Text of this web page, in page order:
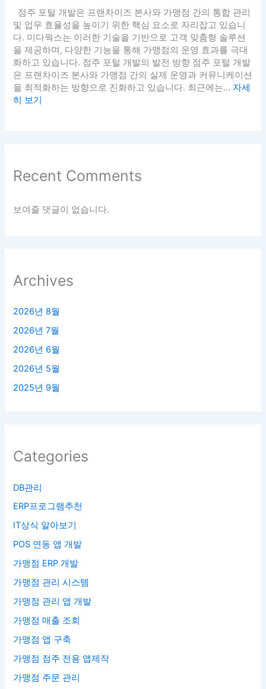
점주 포털 개발은 프랜차이즈 본사와 가맹점 간의 통합 관리
및 업무 효율성을 높이기 위한 핵심 요소로 자리잡고 있습니
다. 미다웍스는 이러한 기술을 기반으로 고객 맞춤형 솔루션
을 제공하며, 다양한 기능을 통해 가맹점의 운영 효과를 극대
화하고 있습니다. 점주 포털 개발의 발전 방향 점주 포털 개발
은 프랜차이즈 본사와 가맹점 간의 실제 운영과 커뮤니케이션
을 최적화하는 방향으로 진화하고 있습니다. 최근에는... 자세
히 보기
Recent Comments
보여줄 댓글이 없습니다.
Archives
2026년 8월
2026년 7월
2026년 6월
2026년 5월
2025년 9월
Categories
DB관리
ERP프로그램추천
IT상식 알아보기
POS 연동 앱 개발
가맹점 ERP 개발
가맹점 관리 시스템
가맹점 관리 앱 개발
가맹점 매출 조회
가맹점 앱 구축
가맹점 점주 전용 앱제작
가맹점 주문 관리